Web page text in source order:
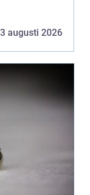
augusti 2026